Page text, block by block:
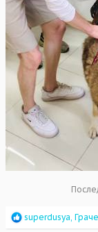
R
superdusya